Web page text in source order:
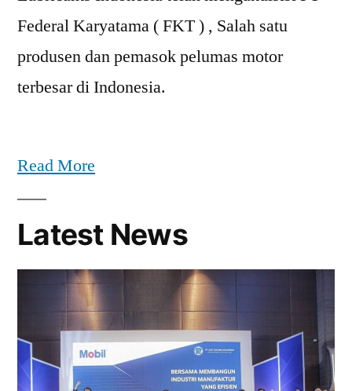
Federal Karyatama ( FKT ) , Salah satu
produsen dan pemasok pelumas motor
terbesar di Indonesia.
Read More
Latest News